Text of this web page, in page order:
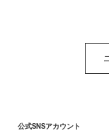
公式SNSアカウント